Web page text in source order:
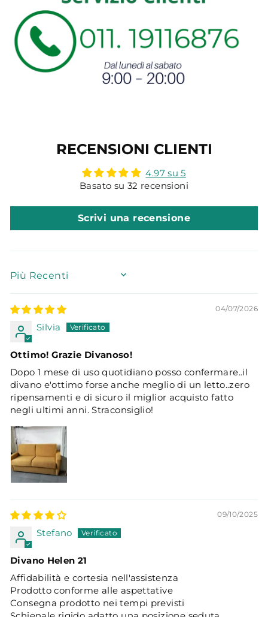
RECENSIONI CLIENTI
4.97 su 5
Basato su 32 recensioni
Scrivi una recensione
SORT BY
04/07/2026
Silvia
Ottimo! Grazie Divanoso!
Dopo 1 mese di uso quotidiano posso confermare..il
divano e'ottimo forse anche meglio di un letto..zero
ripensamenti e di sicuro il miglior acquisto fatto
negli ultimi anni. Straconsiglio!
09/10/2025
Stefano
Divano Helen 21
Affidabilità e cortesia nell'assistenza
Prodotto conforme alle aspettative
Consegna prodotto nei tempi previsti